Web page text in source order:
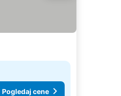
Pogledaj cene